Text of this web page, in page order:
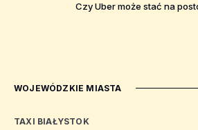
Czy Uber może stać na
WOJEWÓDZKIE MIASTA
TAXI BIAŁYSTOK